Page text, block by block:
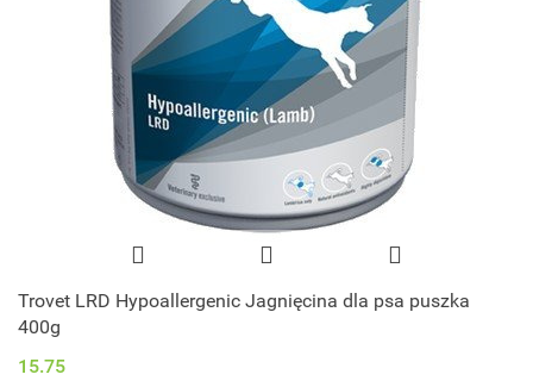
Trovet LRD Hypoallergenic Jagnięcina dla psa puszka
400g
15.75